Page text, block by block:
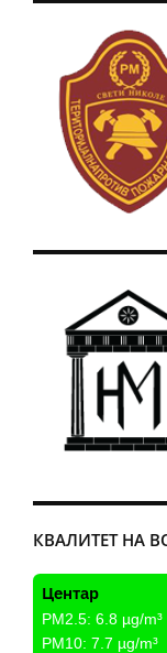
КВАЛИТЕТ НА
Центар
PM2.5: 6.8 µg/m³
PM10: 7.7 µg/m³